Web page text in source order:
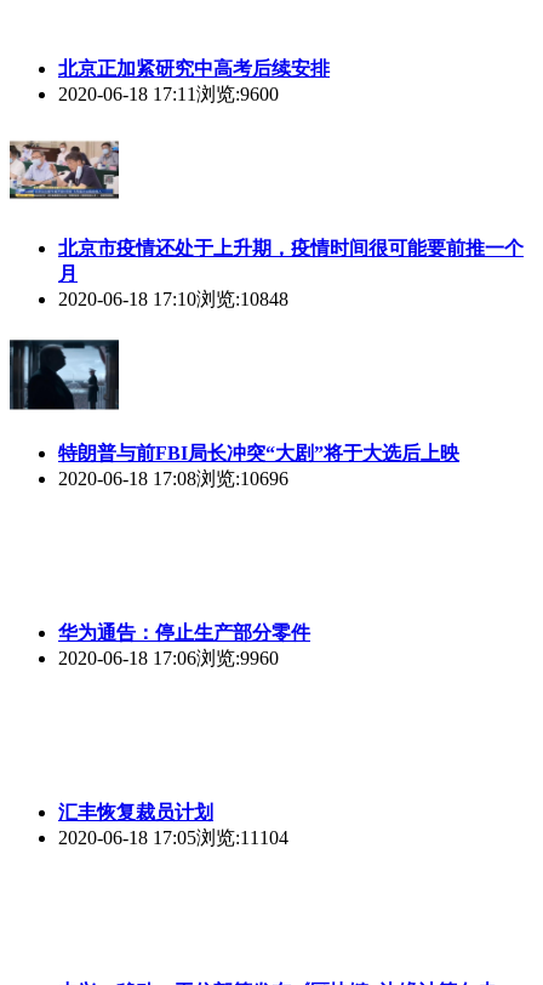
北京正加紧研究中高考后续安排
2020-06-18 17:11浏览:9600
北京市疫情还处于上升期，疫情时间很可能要前推一个
月
2020-06-18 17:10浏览:10848
特朗普与前FBI局长冲突“大剧”将于大选后上映
2020-06-18 17:08浏览:10696
华为通告：停止生产部分零件
2020-06-18 17:06浏览:9960
汇丰恢复裁员计划
2020-06-18 17:05浏览:11104